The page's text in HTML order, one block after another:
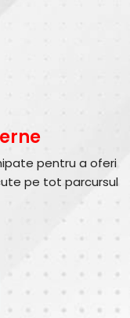
pentru a oferi
pe tot parcursul